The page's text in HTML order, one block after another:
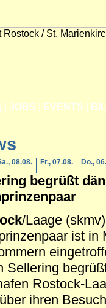
JOBS EVENTS
08.08. Fr., 07.08. Do.,
begrüßt
/Laage
ist in
Sellering
Rostock-
ihren